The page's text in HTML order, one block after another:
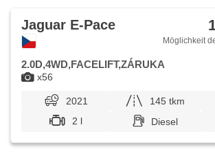
x56
Jaguar E-Pace
Möglichkeit
2.0D,4WD,FACELIFT,ZÁRUKA
2021 145 tkm
2 l
Diesel